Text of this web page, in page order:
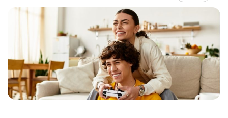
Familia
Cursos
Recursos